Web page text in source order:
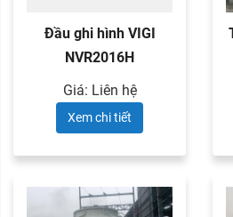
Đầu ghi hình VIGI
NVR2016H
Giá: Liên hệ
Xem chi tiết